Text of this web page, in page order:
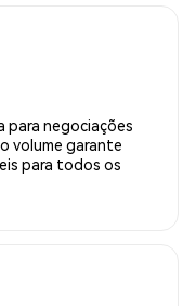
para negociações
volume garante
para todos os